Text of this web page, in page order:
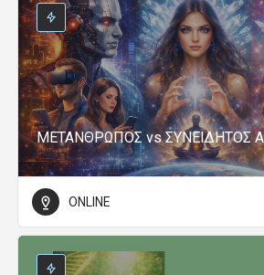
ΜΕΤΑΝΘΡΩΠΟΣ vs ΣΥΝΕΙΔΗΤΟΣ
ONLINE